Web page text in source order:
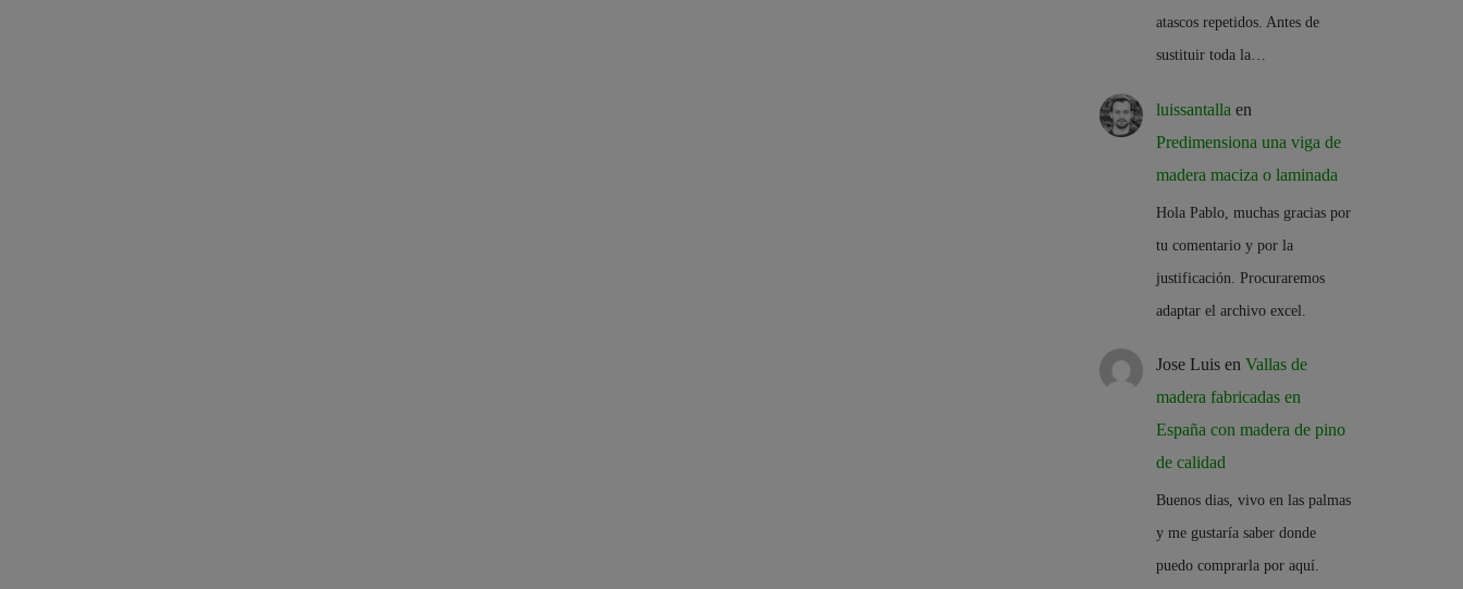
atascos repetidos. Antes de
sustituir toda la…
luissantalla en
Predimensiona una viga de
madera maciza o laminada
Hola Pablo, muchas gracias por
tu comentario y por la
justificación. Procuraremos
adaptar el archivo excel.
Jose Luisen Vallas de
madera fabricadas en
España con madera de pino
de calidad
Buenos dias, vivo en las palmas
y me gustaría saber donde
puedo comprarla por aquí.